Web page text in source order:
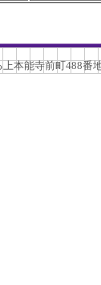
本能寺前町488番